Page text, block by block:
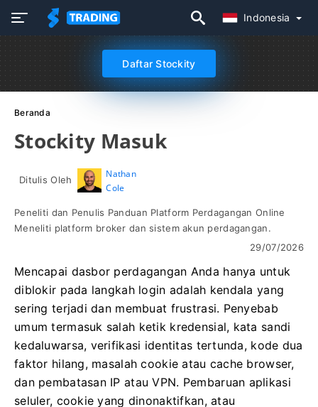
Indonesia
Daftar Stockity
Beranda
Stockity Masuk
Ditulis Oleh
Nathan
Cole
Peneliti dan Penulis Panduan Platform Perdagangan Online
Meneliti platform broker dan sistem akun perdagangan.
29/07/2026
Mencapai dasbor perdagangan Anda hanya untuk
diblokir pada langkah login adalah kendala yang
sering terjadi dan membuat frustrasi. Penyebab
umum termasuk salah ketik kredensial, kata sandi
kedaluwarsa, verifikasi identitas tertunda, kode dua
faktor hilang, masalah cookie atau cache browser,
dan pembatasan IP atau VPN. Pembaruan aplikasi
seluler, cookie yang dinonaktifkan, atau